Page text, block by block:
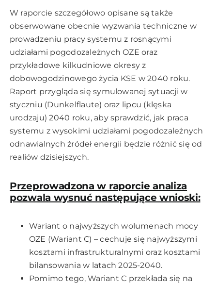
W raporcie szczegółowo opisane są także
obserwowane obecnie wyzwania techniczne w
prowadzeniu pracy systemu z rosnącymi
udziałami pogodozależnych OZE oraz
przykładowe kilkudniowe okresy z
dobowogodzinowego życia KSE w 2040 roku.
Raport przygląda się symulowanej sytuacji w
styczniu (Dunkelflaute) oraz lipcu (klęska
urodzaju) 2040 roku, aby sprawdzić, jak praca
systemu z wysokimi udziałami pogodozależnych
odnawialnych źródeł energii będzie różnić się od
realiów dzisiejszych.
Przeprowadzona w raporcie analiza
pozwala wysnuć następujące wnioski:
Wariant o najwyższych wolumenach mocy
OZE (Wariant C) – cechuje się najwyższymi
kosztami infrastrukturalnymi oraz kosztami
bilansowania w latach 2025-2040.
Pomimo tego, Wariant C przekłada się na